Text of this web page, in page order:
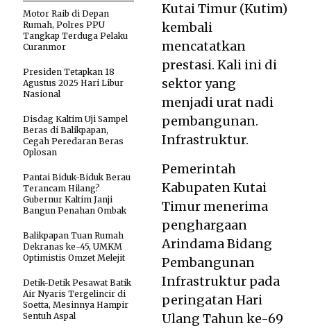
Kutai Timur (Kutim)
kembali
mencatatkan
prestasi. Kali ini di
sektor yang
menjadi urat nadi
pembangunan.
Infrastruktur.
Pemerintah
Kabupaten Kutai
Timur menerima
penghargaan
Arindama Bidang
Pembangunan
Infrastruktur pada
peringatan Hari
Ulang Tahun ke-69
Motor Raib di Depan
Rumah, Polres PPU
Tangkap Terduga Pelaku
Curanmor
Presiden Tetapkan 18
Agustus 2025 Hari Libur
Nasional
Disdag Kaltim Uji Sampel
Beras di Balikpapan,
Cegah Peredaran Beras
Oplosan
Pantai Biduk-Biduk Berau
Terancam Hilang?
Gubernur Kaltim Janji
Bangun Penahan Ombak
Balikpapan Tuan Rumah
Dekranas ke-45, UMKM
Optimistis Omzet Melejit
Detik-Detik Pesawat Batik
Air Nyaris Tergelincir di
Soetta, Mesinnya Hampir
Sentuh Aspal